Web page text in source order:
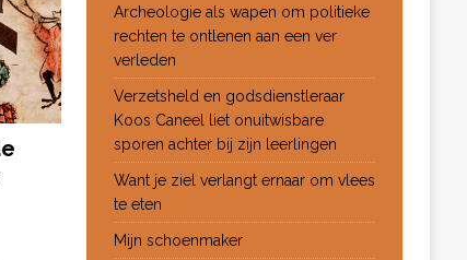
Archeologie als wapen om politieke
rechten te ontlenen aan een ver
verleden
Verzetsheld en godsdienstleraar
Koos Caneel liet onuitwisbare
sporen achter bij zijn leerlingen
Want je ziel verlangt ernaar om vlees
te eten
Mijn schoenmaker